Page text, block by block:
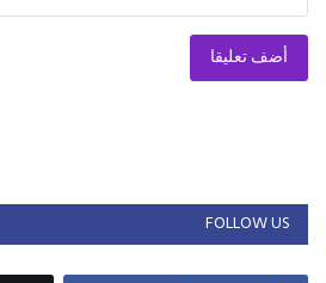
أضف تعليقا
FOLLOW US